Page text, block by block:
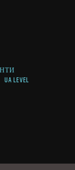
UA LEVEL